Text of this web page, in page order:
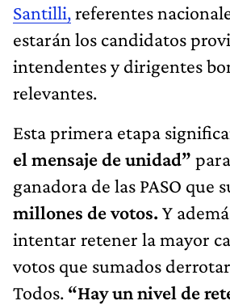
Santilli,referentes
estarán los candidatos
intendentes y dirigentes
relevantes.
Esta primera etapa
el mensaje de unidad”
ganadora de las PASO que
millones de votos. Y
intentar retener la mayor
votos que sumados
Todos. “Hay un nivel de